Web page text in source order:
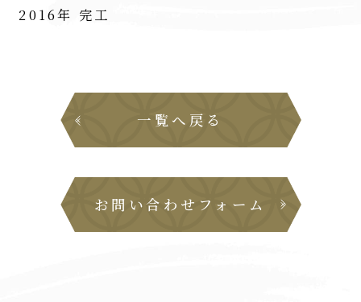
2016年 完工
一覧へ戻る
お問い合わせフォーム